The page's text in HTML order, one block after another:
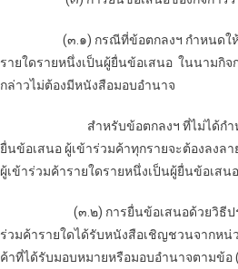
(๓.๑) กรณีที่ข้อตกลงฯ กำหนดให้มีก
รายใดรายหนึ่งเป็นผู้ยื่นข้อเสนอ ในนามกิจ
กล่าวไม่ต้องมีหนังสือมอบอำนาจ
สำหรับข้อตกลงฯ ที่ไม่ได้กำหนดใ
ยื่นข้อเสนอ ผู้เข้าร่วมค้าทุกรายจะต้องลงล
ผู้เข้าร่วมค้ารายใดรายหนึ่งเป็นผู้ยื่นข้อเสน
(๓.๒) การยื่นข้อเสนอด้วยวิธีประก
ร่วมค้ารายใดได้รับหนังสือเชิญชวนจากหน่
ค้าที่ได้รับมอบหมายหรือมอบอำนาจตามข้อ